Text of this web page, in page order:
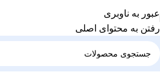
عبور به ناوبری
رفتن به محتوای اصلی